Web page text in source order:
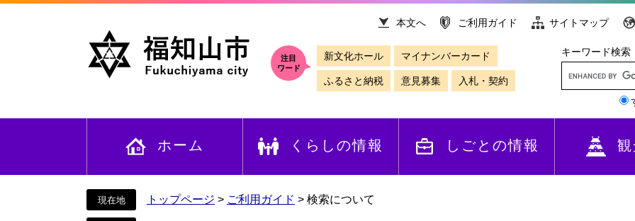
文
本文へ ご利用ガイド サイトマップ
注目
ワード
新文化ホール マイナンバーカード
ふるさと納税 意見募集 入札・契約
キーワード検索
ホーム くらしの情報 しごとの情報 観
トップページ > ご利用ガイド > 検索について